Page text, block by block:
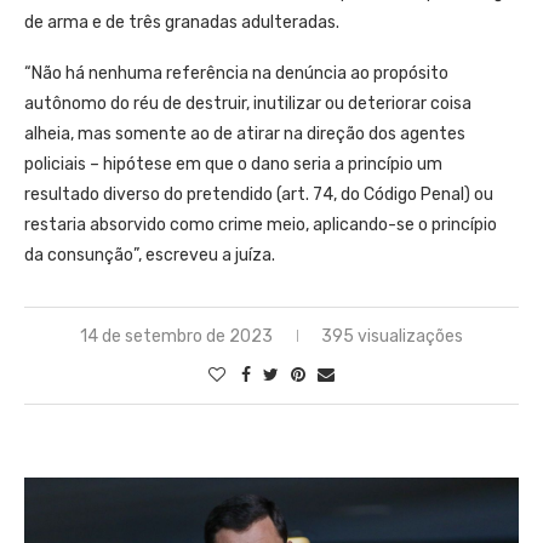
de arma e de três granadas adulteradas.
“Não há nenhuma referência na denúncia ao propósito
autônomo do réu de destruir, inutilizar ou deteriorar coisa
alheia, mas somente ao de atirar na direção dos agentes
policiais – hipótese em que o dano seria a princípio um
resultado diverso do pretendido (art. 74, do Código Penal) ou
restaria absorvido como crime meio, aplicando-se o princípio
da consunção”, escreveu a juíza.
14 de setembro de 2023 395 visualizações